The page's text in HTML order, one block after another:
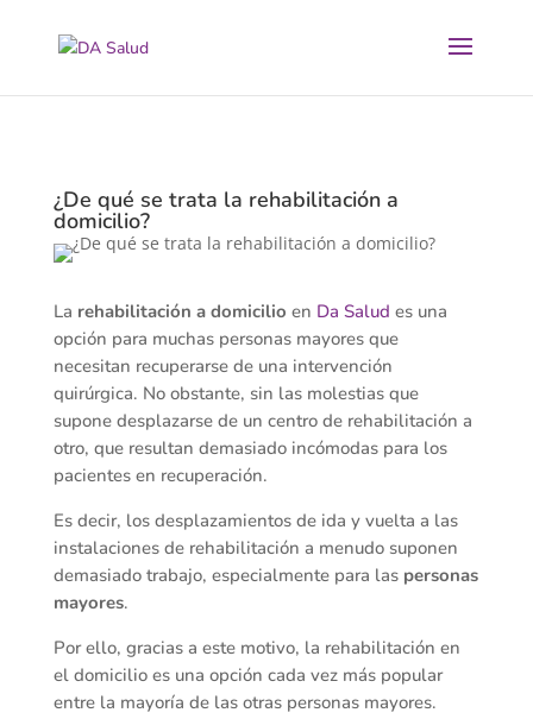
¿De qué se trata la rehabilitación a
domicilio?
La rehabilitación a domicilio en Da Salud es una
opción para muchas personas mayores que
necesitan recuperarse de una intervención
quirúrgica. No obstante, sin las molestias que
supone desplazarse de un centro de rehabilitación a
otro, que resultan demasiado incómodas para los
pacientes en recuperación.
Es decir, los desplazamientos de ida y vuelta a las
instalaciones de rehabilitación a menudo suponen
demasiado trabajo, especialmente para las personas
mayores.
Por ello, gracias a este motivo, la rehabilitación en
el domicilio es una opción cada vez más popular
entre la mayoría de las otras personas mayores.